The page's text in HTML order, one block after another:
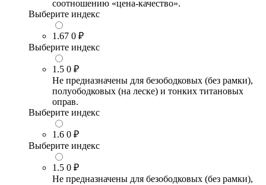
соотношению «цена-качество».
Выберите индекс
1.67 0 ₽
Выберите индекс
1.5 0 ₽
Не предназначены для безободковых (без рамки),
полуободковых (на леске) и тонких титановых
оправ.
Выберите индекс
1.6 0 ₽
Выберите индекс
1.5 0 ₽
Не предназначены для безободковых (без рамки),